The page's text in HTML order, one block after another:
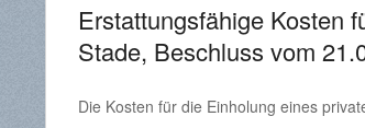
Erstattungsfähige Kosten
Stade, Beschluss vom
05-
Die Kosten für die Einholung eines